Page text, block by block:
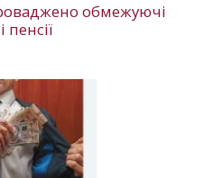
обмежуючі